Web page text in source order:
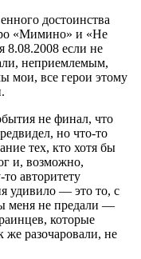
достоинства
«Мимино» и «Не
8.08.2008 если не
неприемлемым,
мои, все герои этому
не финал, что
но что-то
тех, кто хотя бы
и, возможно,
авторитету
удивило — это то, с
меня не предали —
которые
же разочаровали, не